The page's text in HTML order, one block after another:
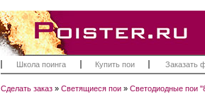
Школа поинга Купить пои Заказать
Сделать заказ » Светящиеся пои » Светодиодные пои